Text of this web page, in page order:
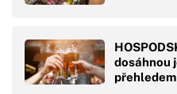
dosáhnou
přehledem